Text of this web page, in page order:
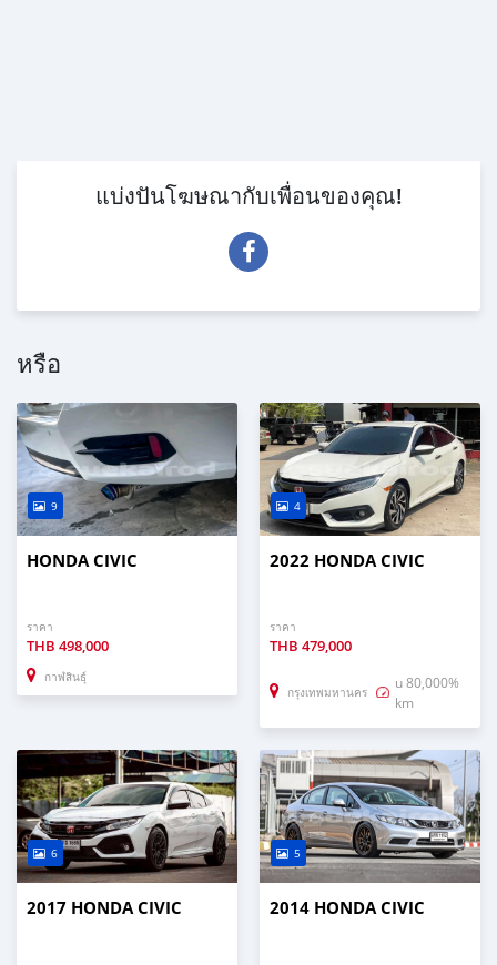
แบ่งปันโฆษณากับเพื่อนของคุณ!
หรือ
9
HONDA CIVIC
ราคา
THB 498,000
กาฬสินธุ์
4
2022 HONDA CIVIC
ราคา
THB 479,000
กรุงเทพมหานคร
u 80,000%
km
6
2017 HONDA CIVIC
5
2014 HONDA CIVIC